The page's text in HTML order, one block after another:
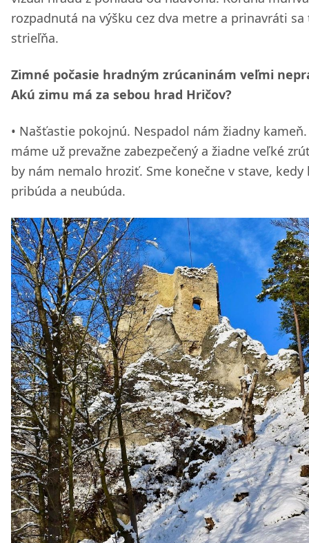
rozpadnutá na výšku cez dva metre a prinavráti sa
strieľňa.
Zimné počasie hradným zrúcaninám veľmi
Akú zimu má za sebou hrad Hričov?
Našťastie pokojnú. Nespadol nám žiadny
máme už prevažne zabezpečený a žiadne veľké
by nám nemalo hroziť. Sme konečne v stave, kedy
pribúda a neubúda.